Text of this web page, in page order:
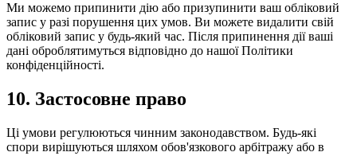
Ми можемо припинити дію або призупинити ваш обліковий
запис у разі порушення цих умов. Ви можете видалити свій
обліковий запис у будь-який час. Після припинення дії ваші
дані оброблятимуться відповідно до нашої Політики
конфіденційності.
10. Застосовне право
Ці умови регулюються чинним законодавством. Будь-які
спори вирішуються шляхом обов'язкового арбітражу або в